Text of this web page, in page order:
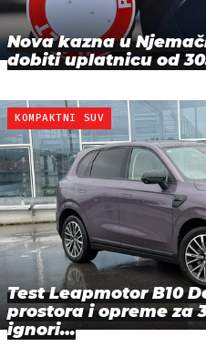
Nova kazna u
dobiti uplatnicu od
KOMPAKTNI SUV
Test Leapmotor B10
prostora i opreme za
ignori…